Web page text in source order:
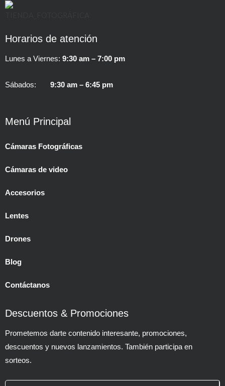
Horarios de atención
Lunes a Viernes: 9:30 am – 7:00 pm
Sábados: 9:30 am – 6:45 pm
Menú Principal
Cámaras Fotográficas
Cámaras de video
Accesorios
Lentes
Drones
Blog
Contáctanos
Descuentos & Promociones
Prometemos darte contenido interesante, promociones,
descuentos y nuevos lanzamientos. También participa en
sorteos.